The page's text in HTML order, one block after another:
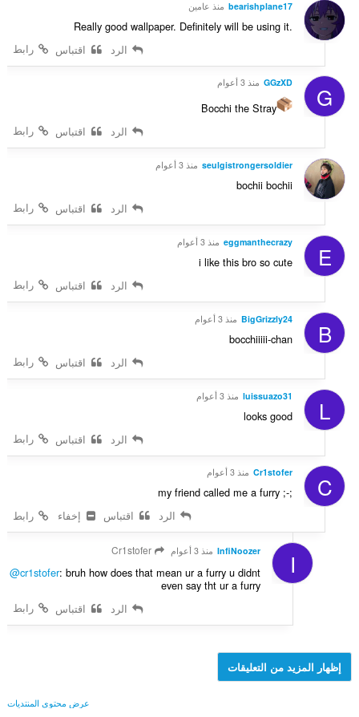
bearishplane17 منذ عامين
Really good wallpaper. Definitely will be using it.
رابط
الرد اقتباس
G
GGzXD منذ 3 أعوام
Bocchi the Stray
رابط
الرد اقتباس
seulgistrongersoldier منذ 3 أعوام
bochii bochii
رابط
الرد اقتباس
E
eggmanthecrazy منذ 3 أعوام
i like this bro so cute
رابط
الرد اقتباس
B
BigGrizzly24 منذ 3 أعوام
bocchiiiii-chan
رابط
الرد اقتباس
L
luissuazo31 منذ 3 أعوام
looks good
رابط
الرد اقتباس
C
Cr1stofer منذ 3 أعوام
my friend called me a furry ;-;
إخفاء
رابط الرد اقتباس
I
InfiNoozer منذ 3 أعوام Cr1stofer
@cr1stofer: bruh how does that mean ur a furry u didnt
even say tht ur a furry
رابط
الرد اقتباس
إظهار المزيد من التعليقات
عرض محتوى المنتديات